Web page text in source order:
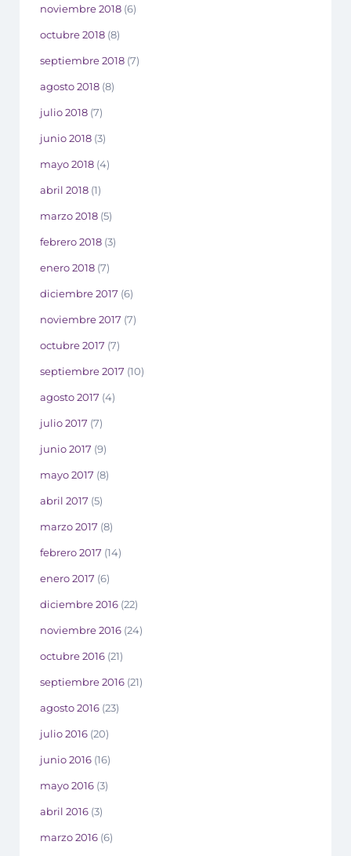
noviembre 2018 (6)
octubre 2018 (8)
septiembre 2018 (7)
agosto 2018 (8)
julio 2018 (7)
junio 2018 (3)
mayo 2018 (4)
abril 2018 (1)
marzo 2018 (5)
febrero 2018 (3)
enero 2018 (7)
diciembre 2017 (6)
noviembre 2017 (7)
octubre 2017 (7)
septiembre 2017 (10)
agosto 2017 (4)
julio 2017 (7)
junio 2017 (9)
mayo 2017 (8)
abril 2017 (5)
marzo 2017 (8)
febrero 2017 (14)
enero 2017 (6)
diciembre 2016 (22)
noviembre 2016 (24)
octubre 2016 (21)
septiembre 2016 (21)
agosto 2016 (23)
julio 2016 (20)
junio 2016 (16)
mayo 2016 (3)
abril 2016 (3)
marzo 2016 (6)